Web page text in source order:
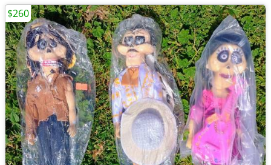
$260